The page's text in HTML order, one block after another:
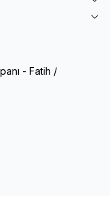
- Fatih /